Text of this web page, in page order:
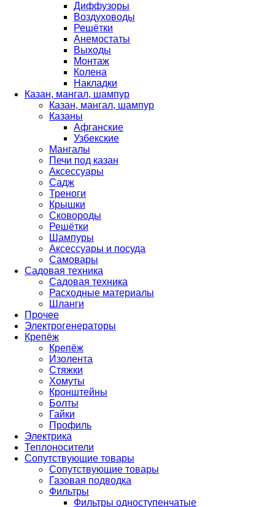
Диффузоры
Воздуховоды
Решётки
Анемостаты
Выходы
Монтаж
Колена
Накладки
Казан, мангал, шампур
Казан, мангал, шампур
Казаны
Афганские
Узбекские
Мангалы
Печи под казан
Аксессуары
Садж
Треноги
Крышки
Сковороды
Решётки
Шампуры
Аксессуары и посуда
Самовары
Садовая техника
Садовая техника
Расходные материалы
Шланги
Прочее
Электрогенераторы
Крепёж
Крепёж
Изолента
Стяжки
Хомуты
Кронштейны
Болты
Гайки
Профиль
Электрика
Теплоносители
Сопутствующие товары
Сопутствующие товары
Газовая подводка
Фильтры
Фильтры одноступенчатые